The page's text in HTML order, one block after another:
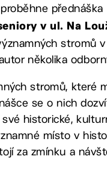
přednáška
v ul. Na
stromů
několika
stromů,
se o nich
historické,
místo v
za zmínku a